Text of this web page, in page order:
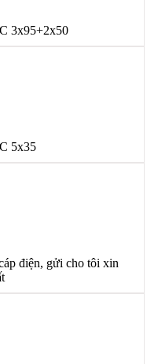
3x95+2x50
5x35
điện, gửi cho tôi xin